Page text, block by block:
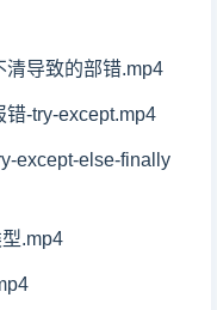
清导致的部错.mp4
-try-except.mp4
except-else-finally
.mp4